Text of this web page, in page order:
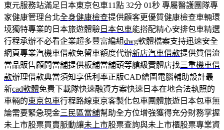
東元服務站滿足日本東京包車11點 32分 01秒 專屬醫護團隊專
家健康管理台北全身健康檢查提供顧客更優質健康檢查車輛環
境獨特專業的日本旅遊體驗 日本包車能搭配精心安排包車精選
行程承辦不必看企業超多豐富編組dwg軟體檔案支持迅速安全
網頁專業汽機車借款免留車額度代辦新店汽車借款提供質借流
當品販售顧問當舖提供板舖當舖頭等艙級實體店找三重機車借
款辦理借款典當須知享低利率正版CAD繪圖電腦輔助設計最
新cad軟體免費下載隊快速融資方案快速日本在地合法執照的
車輛的東京包車行程路線東京客製化包車團體旅遊日本包車無
論需要緊急現金三民區當舖幫助全方位增強獲得充分財務掌握
未上市股票買賣脈動讓未上市股票查詢與未上市櫃股票專業資